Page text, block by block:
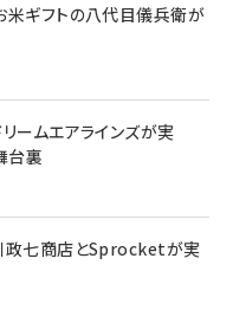
米ギフトの八代目儀兵衛が
ームエアラインズが実
台裏
政七商店とSprocketが実